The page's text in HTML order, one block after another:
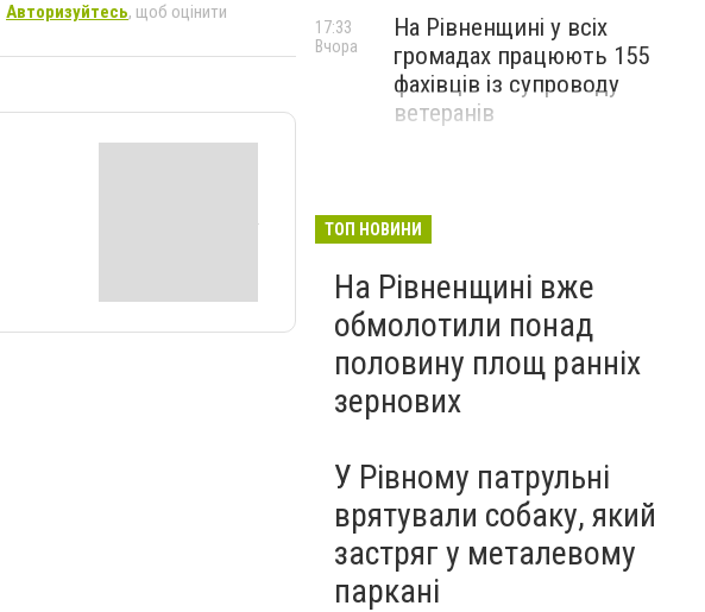
Авторизуйтесь, щоб оцінити
На Рівненщині у всіх
громадах працюють 155
фахівців із супроводу
ветеранів
17:33
Вчора
ТОП НОВИНИ
На Рівненщині вже
обмолотили понад
половину площ ранніх
зернових
У Рівному патрульні
врятували собаку, який
застряг у металевому
паркані